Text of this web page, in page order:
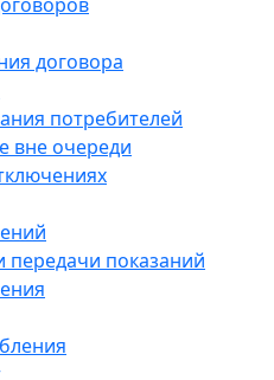
договора
потребителей
вне очереди
показаний